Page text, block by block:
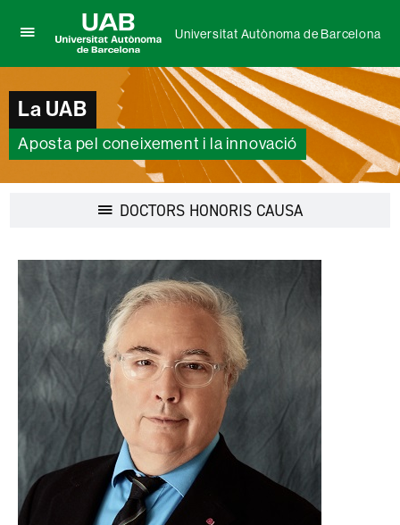
per
menú
de
Universitat
de
Autònoma
de
Barcelona
Universitat Autònoma de Barcelona
La UAB
Aposta pel coneixement i la innovació
DOCTORS HONORIS CAUSA